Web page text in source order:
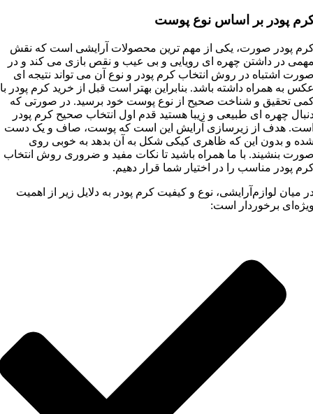
پودر بر اساس نوع پوست
پودر صورت، یکی از مهم ترین محصولات آرایشی است که نقش
در داشتن چهره ای رویایی و بی عیب و نقص بازی می کند و در
اشتباه در روش انتخاب کرم پودر و نوع آن می تواند نتیجه ای
به همراه داشته باشد. بنابراین بهتر است قبل از خرید کرم پودر با
تحقیق و شناخت صحیح از نوع پوست خود برسید. در صورتی که
چهره ای طبیعی و زیبا هستید قدم اول انتخاب صحیح کرم پودر
هدف از زیرسازی آرایش این است که پوست، صاف و یک دست
و بدون این که ظاهری کیکی شکل به آن بدهد به خوبی روی
بنشیند. با ما همراه باشید تا نکات مفید و ضروری روش انتخاب
پودر مناسب را در اختیار شما قرار دهیم.
میان لوازم‌آرایشی، نوع و کیفیت کرم پودر به دلایل زیر از اهمیت
برخوردار است: